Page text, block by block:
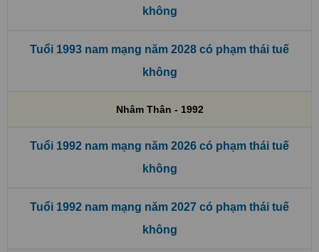
không
Tuổi 1993 nam mạng năm 2028 có phạm thái tuế
không
Nhâm Thân - 1992
Tuổi 1992 nam mạng năm 2026 có phạm thái tuế
không
Tuổi 1992 nam mạng năm 2027 có phạm thái tuế
không